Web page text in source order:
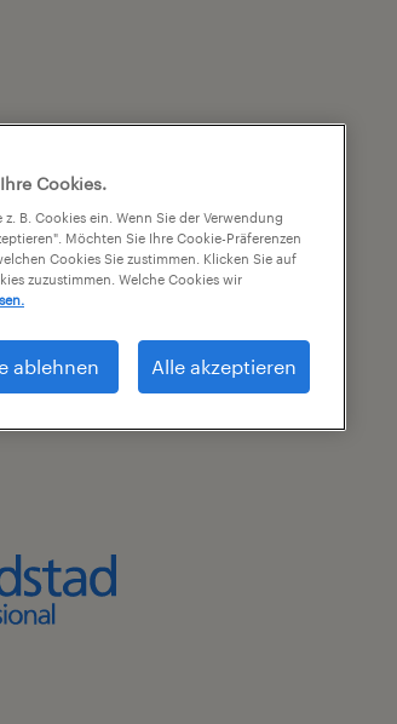
Cookies.
B. Cookies ein. Wenn Sie der Verwendung
Möchten Sie Ihre Cookie-Präferenzen
Cookies Sie zustimmen. Klicken Sie auf
zuzustimmen. Welche Cookies wir
ablehnen Alle akzeptieren